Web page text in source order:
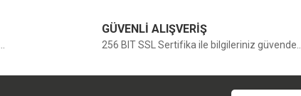
GÜVENLİ ALIŞVERİŞ
256 BIT SSL Sertifika ile bilgileriniz güvende...